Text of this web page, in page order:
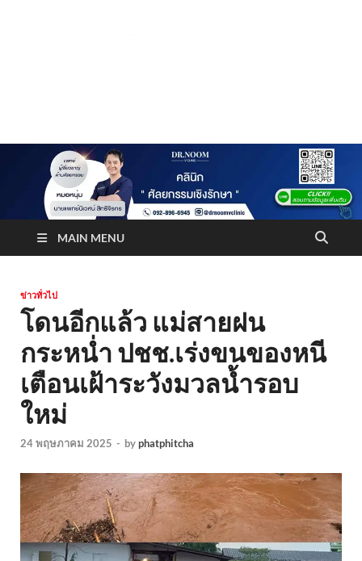
Truststoreonline
MAIN MENU
ข่าวทั่วไป
โดนอีกแล้ว แม่สายฝน
กระหน่ำ ปชช.เร่งขนของหนี
เตือนเฝ้าระวังมวลน้ำรอบ
ใหม่
24 พฤษภาคม 2025 - byphatphitcha